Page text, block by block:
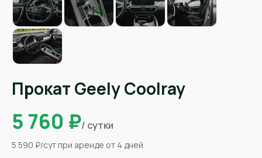
Прокат Geely Coolray
5 760 ₽/ сутки
5 590 ₽/сут при аренде от 4 дней